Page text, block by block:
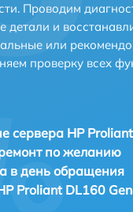
Проводим
и
или
проверку всех
сервера HP
по желанию
в день обращения
Proliant DL160